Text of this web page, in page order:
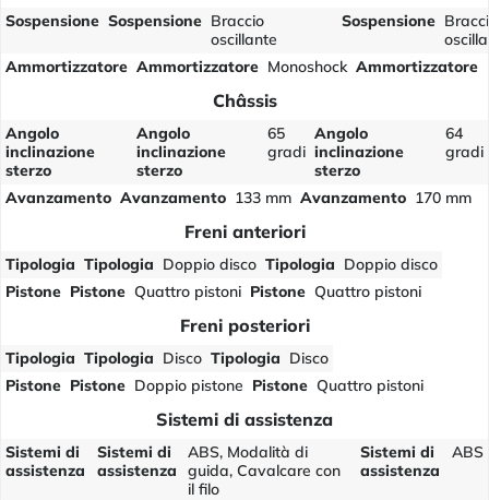
Sospensione Sospensione Braccio
oscillante
Sospensione
Ammortizzatore Ammortizzatore Monoshock Ammortizzatore
Châssis
Angolo
inclinazione
sterzo
Angolo
inclinazione
sterzo
65
gradi
Angolo
inclinazione
sterzo
64
gradi
Avanzamento Avanzamento 133 mm Avanzamento 170 mm
Freni anteriori
Tipologia Tipologia Doppio disco Tipologia Doppio disco
Pistone Pistone Quattro pistoni Pistone Quattro pistoni
Freni posteriori
Tipologia Tipologia Disco Tipologia Disco
Pistone Pistone Doppio pistone Pistone Quattro pistoni
Sistemi di assistenza
Sistemi di
assistenza
Sistemi di
assistenza
ABS, Modalità di
guida, Cavalcare con
il filo
Sistemi di
assistenza
ABS